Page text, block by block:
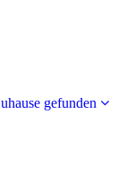
gefunden